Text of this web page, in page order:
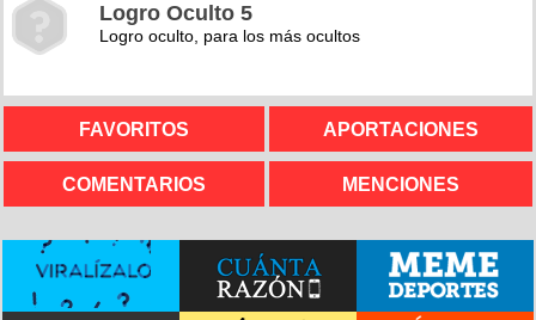
Logro Oculto 5
Logro oculto, para los más ocultos
FAVORITOS APORTACIONES
COMENTARIOS MENCIONES